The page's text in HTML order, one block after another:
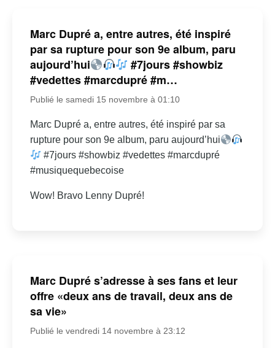
Marc Dupré a, entre autres, été inspiré
par sa rupture pour son 9e album, paru
aujourd’hui
#7jours #showbiz
#vedettes #marcdupré #m…
Publié le samedi 15 novembre à 01:10
Marc Dupré a, entre autres, été inspiré par sa
rupture pour son 9e album, paru aujourd’hui
#7jours #showbiz #vedettes #marcdupré
#musiquequebecoise
Wow! Bravo Lenny Dupré!
Marc Dupré s’adresse à ses fans et leur
offre «deux ans de travail, deux ans de
sa vie»
Publié le vendredi 14 novembre à 23:12